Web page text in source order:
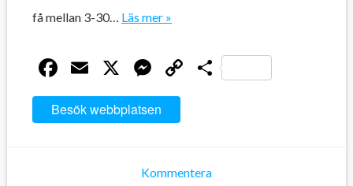
få mellan 3-30… Läs mer »
Facebook
Email
X Messenger
CopyDela
Besök webbplatsen
Kommentera